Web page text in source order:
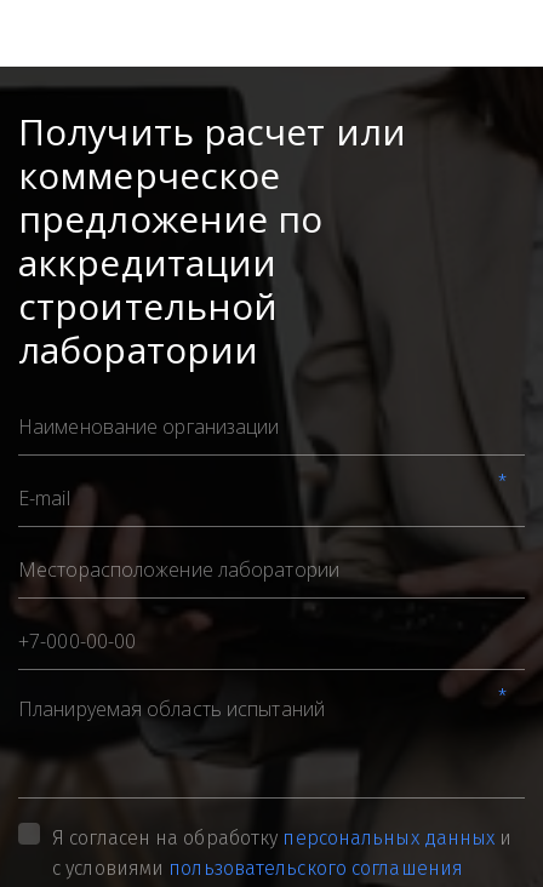
Получить расчет или
коммерческое
предложение по
аккредитации
строительной
лаборатории
*
*
Я согласен на обработку персональных данных и
с условиями пользовательского соглашения